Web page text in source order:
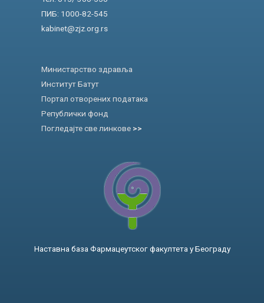
ПИБ: 1000-82-545
kabinet@zjz.org.rs
Министарство здравља
Институт Батут
Портал отворених података
Републички фонд
Погледајте све линкове >>
Наставна база Фармацеутског факултета у Београду